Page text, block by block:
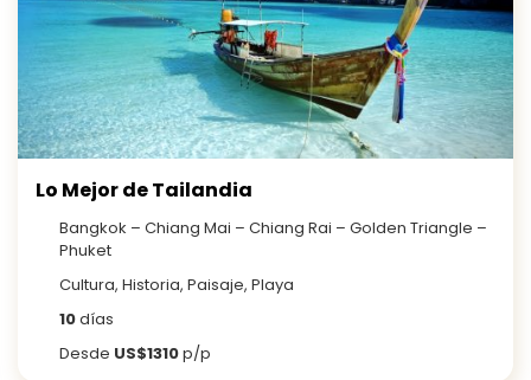
Lo Mejor de Tailandia
Bangkok – Chiang Mai – Chiang Rai – Golden Triangle –
Phuket
Cultura, Historia, Paisaje, Playa
10días
Desde US$1310p/p